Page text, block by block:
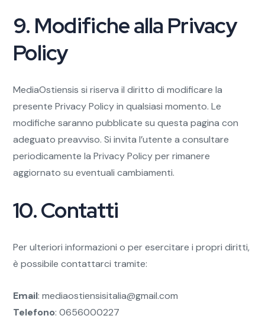
9. Modifiche alla Privacy
Policy
MediaOstiensis si riserva il diritto di modificare la
presente Privacy Policy in qualsiasi momento. Le
modifiche saranno pubblicate su questa pagina con
adeguato preavviso. Si invita l’utente a consultare
periodicamente la Privacy Policy per rimanere
aggiornato su eventuali cambiamenti.
10. Contatti
Per ulteriori informazioni o per esercitare i propri diritti,
è possibile contattarci tramite:
Email: mediaostiensisitalia@gmail.com
Telefono: 0656000227